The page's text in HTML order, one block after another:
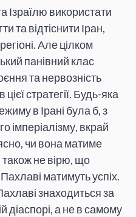
використати
та відтіснити Іран,
Але цілком
панівний клас
та нервозність
стратегії. Будь-яка
в Ірані була б, з
імперіалізму, вкрай
чи вона матиме
також не вірю, що
матимуть успіх.
знаходиться за
діаспорі, а не в самому